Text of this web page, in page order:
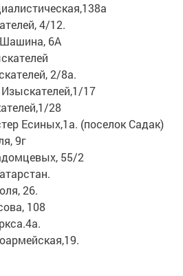
4/12.
6А
2/8а.
17
28
Есиных,1а. (поселок Садак)
9г
55/2
26.
108